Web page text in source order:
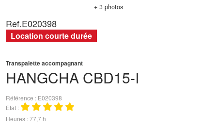
+ 3 photos
HANGCHA CBD15-I
Transpalette accompagnant
Référence
E020398
État
Heures 77,7 h
Ref.E020398
Location courte durée